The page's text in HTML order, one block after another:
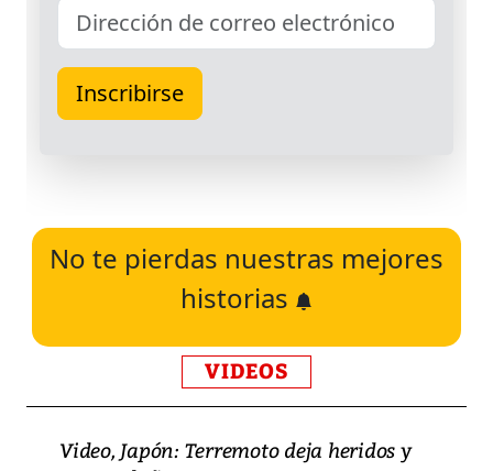
No te pierdas nuestras mejores
historias
VIDEOS
Video, Japón: Terremoto deja heridos y